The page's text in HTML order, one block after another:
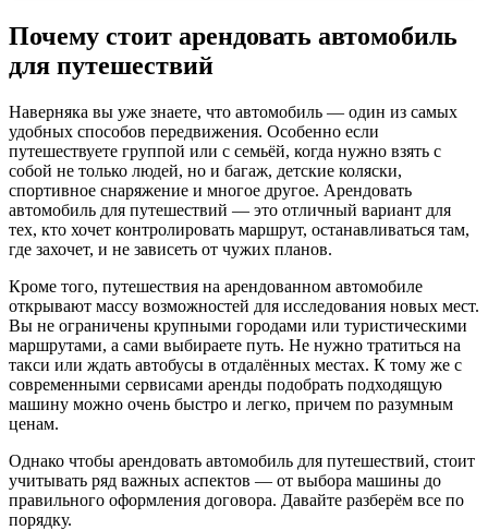
Почему стоит арендовать автомобиль
для путешествий
Наверняка вы уже знаете, что автомобиль — один из самых
удобных способов передвижения. Особенно если
путешествуете группой или с семьёй, когда нужно взять с
собой не только людей, но и багаж, детские коляски,
спортивное снаряжение и многое другое. Арендовать
автомобиль для путешествий — это отличный вариант для
тех, кто хочет контролировать маршрут, останавливаться там,
где захочет, и не зависеть от чужих планов.
Кроме того, путешествия на арендованном автомобиле
открывают массу возможностей для исследования новых мест.
Вы не ограничены крупными городами или туристическими
маршрутами, а сами выбираете путь. Не нужно тратиться на
такси или ждать автобусы в отдалённых местах. К тому же с
современными сервисами аренды подобрать подходящую
машину можно очень быстро и легко, причем по разумным
ценам.
Однако чтобы арендовать автомобиль для путешествий, стоит
учитывать ряд важных аспектов — от выбора машины до
правильного оформления договора. Давайте разберём все по
порядку.